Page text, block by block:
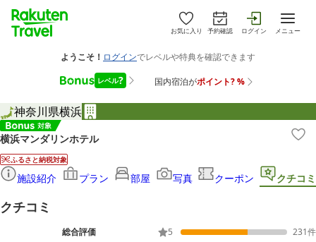
お気に入り 予約確認 ログイン メニュー
神奈川県横浜
横浜マンダリンホテル
ふるさと納税対象
施設紹介 プラン 部屋 写真 クーポン クチコミ
クチコミ
総合評価 5 231件